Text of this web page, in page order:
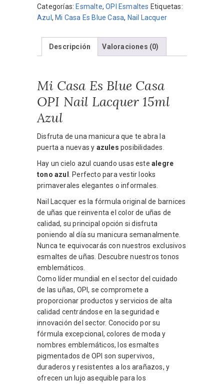
Categorías: Esmalte,OPI Esmaltes Etiquetas:
Azul , Mi Casa Es Blue Casa, Nail Lacquer
Descripción Valoraciones (0)
Mi Casa Es Blue Casa
OPI Nail Lacquer 15ml
Azul
Disfruta de una manicura que te abra la
puerta a nuevas y azules posibilidades.
Hay un cielo azul cuando usas este alegre
tono azul
. Perfecto para vestir looks
primaverales elegantes o informales.
Nail Lacquer es la fórmula original de barnices
de uñas que reinventa el color de uñas de
calidad, su principal opción si disfruta
poniendo al día su manicura semanalmente.
Nunca te equivocarás con nuestros exclusivos
esmaltes de uñas. Descubre nuestros tonos
emblemáticos.
Como líder mundial en el sector del cuidado
de las uñas, OPI, se compromete a
proporcionar productos y servicios de alta
calidad centrándose en la seguridad e
innovación del sector. Conocido por su
fórmula excepcional, colores de moda y
nombres emblemáticos, los esmaltes
pigmentados de OPI son supervivos,
duraderos y resistentes a los arañazos, y
ofrecen un lujo asequible para los